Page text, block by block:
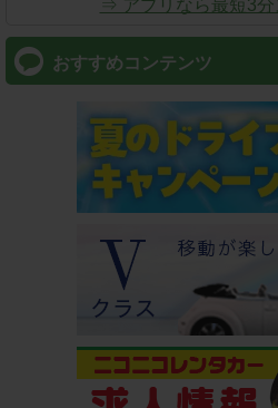
⇒ アプリなら最短3分
おすすめコンテンツ